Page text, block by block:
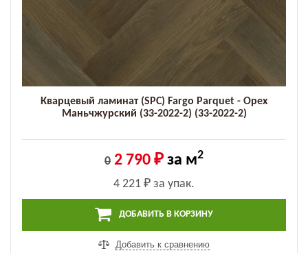
Кварцевый ламинат (SPC) Fargo Parquet - Орех
Маньчжурский (33-2022-2) (33-2022-2)
0 2 790 ₽ за м2
4 221 ₽ за упак.
ДОБАВИТЬ В КОРЗИНУ
Добавить к сравнению